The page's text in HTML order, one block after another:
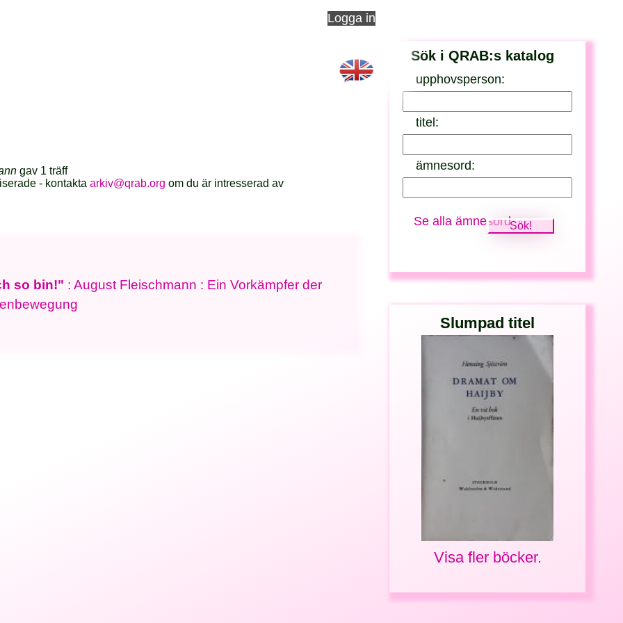
Logga in
Sök i QRAB:s katalog
upphovsperson:
titel:
ämnesord:
Se alla ämnesord
Slumpad titel
Visa fler böcker.
gav 1 träff
- kontaktaarkiv@qrab.org om du är intresserad av
so bin!" : August Fleischmann : Ein Vorkämpfer der